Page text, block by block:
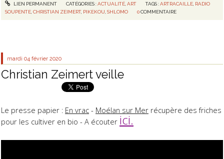
LIEN PERMANENT CATÉGORIES :ACTUALITÉ, ART TAGS :ARTRACAILLE, RADIO
SOUPENTE,CHRISTIAN ZEIMERT, PIKEKOU,SHLOMO 0 COMMENTAIRE
mardi 04 février 2020
Christian Zeimert veille
Le presse papier : En vrac - Moélan sur Mer récupère des friches
pour les cultiver en bio - A écouter ici.